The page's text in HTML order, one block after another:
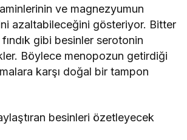
ve magnezyumun
azaltabileceğini gösteriyor. Bitter
gibi besinler serotonin
Böylece menopozun getirdiği
karşı doğal bir tampon
besinleri özetleyecek